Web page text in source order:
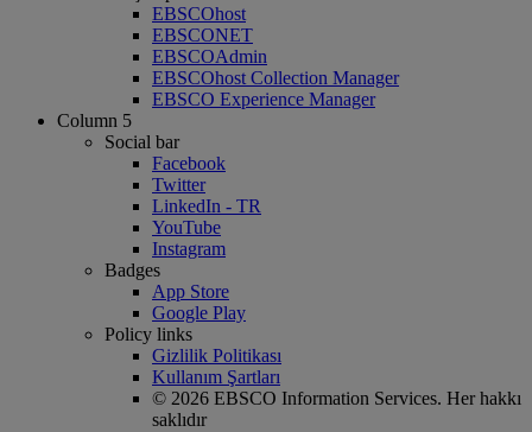
EBSCOhost
EBSCONET
EBSCOAdmin
EBSCOhost Collection Manager
EBSCO Experience Manager
Column 5
Social bar
Facebook
Twitter
LinkedIn - TR
YouTube
Instagram
Badges
App Store
Google Play
Policy links
Gizlilik Politikası
Kullanım Şartları
© 2026 EBSCO Information Services. Her hakkı
saklıdır